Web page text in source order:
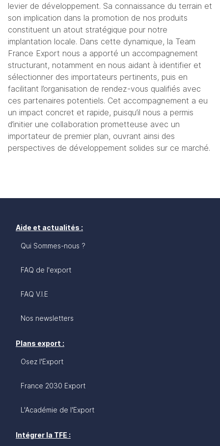
levier de développement. Sa connaissance du terrain et
son implication dans la promotion de nos produits
constituent un atout stratégique pour notre
implantation locale. Dans cette dynamique, la Team
France Export nous a apporté un accompagnement
structurant, notamment en nous aidant à identifier et
sélectionner des importateurs pertinents, puis en
facilitant l’organisation de rendez-vous qualifiés avec
ces partenaires potentiels. Cet accompagnement a eu
un impact concret et rapide, puisqu’il nous a permis
d’initier une collaboration prometteuse avec un
importateur de premier plan, ouvrant ainsi des
perspectives de développement solides sur ce marché.
Aide et actualités :
Qui Sommes-nous ?
FAQ de l'export
FAQ V.I.E
Nos newsletters
Plans export :
Osez l'Export
France 2030 Export
L'Académie de l'Export
Intégrer la TFE :